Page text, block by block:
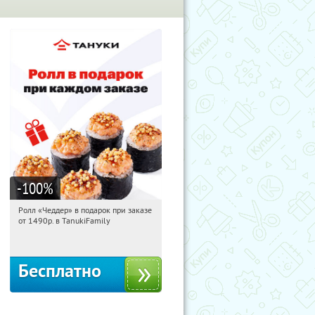
-100%
06:56:14 Получили:108
Ролл «Чеддер» в подарок при заказе
от 1490р. в TanukiFamily
Бесплатно